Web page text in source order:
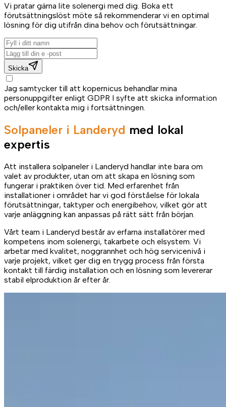
Vi pratar gärna lite solenergi med dig. Boka ett
förutsättningslöst möte så rekommenderar vi en optimal
lösning för dig utifrån dina behov och förutsättningar.
Skicka
Jag samtycker till att kopernicus behandlar mina
personuppgifter enligt GDPR I syfte att skicka information
och/eller kontakta mig i fortsättningen.
Solpaneler i Landeryd med lokal
expertis
Att installera solpaneler i Landeryd handlar inte bara om
valet av produkter, utan om att skapa en lösning som
fungerar i praktiken över tid. Med erfarenhet från
installationer i området har vi god förståelse för lokala
förutsättningar, taktyper och energibehov, vilket gör att
varje anläggning kan anpassas på rätt sätt från början.
Vårt team i Landeryd består av erfarna installatörer med
kompetens inom solenergi, takarbete och elsystem. Vi
arbetar med kvalitet, noggrannhet och hög servicenivå i
varje projekt, vilket ger dig en trygg process från första
kontakt till färdig installation och en lösning som levererar
stabil elproduktion år efter år.